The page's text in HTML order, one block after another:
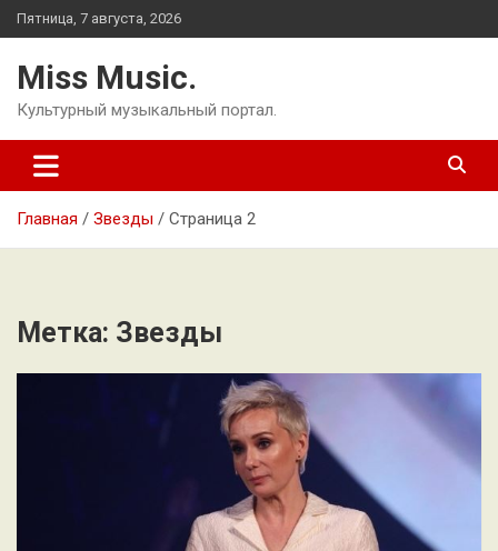
Перейти
к
Пятница, 7 августа, 2026
Miss Music.
Культурный музыкальный портал.
Главная Звезды Страница 2
Метка: Звезды